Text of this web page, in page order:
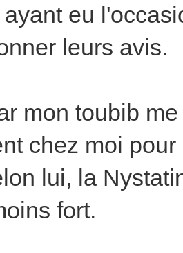
eu
leurs avis.
mon toubib
chez moi
lui, la
fort.